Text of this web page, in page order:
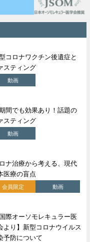
コロナワクチン後遺症と
スティング
動画
間でも効果あり！話題の
スティング
動画
ナ治療から考える、現代
医療の盲点
会員限定 動画
国際オーソモレキュラー医
より】新型コロナウイルス
予防について